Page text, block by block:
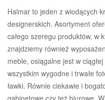
Halmar to jeden z wiodących
designerskich. Asortyment
całego szeregu produktów, w
znajdziemy również
meble, osiągalne jest w
wszystkim wygodne i trwałe
ławki. Równie ciekawie i
gabinetowe czy też biurowe.